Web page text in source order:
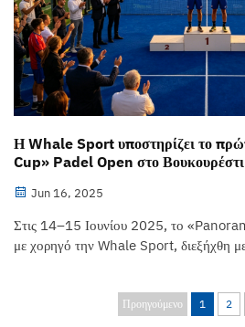
Η Whale Sport υποστηρίζει το
Cup» Padel Open στο Βουκουρέστι
Jun 16, 2025
Στις 14–15 Ιουνίου 2025, το
με χορηγό την Whale Sport, διεξήχθη
όλα τα αγώνισμα να διεξάγονται σε...
Προηγούμενο 1 2